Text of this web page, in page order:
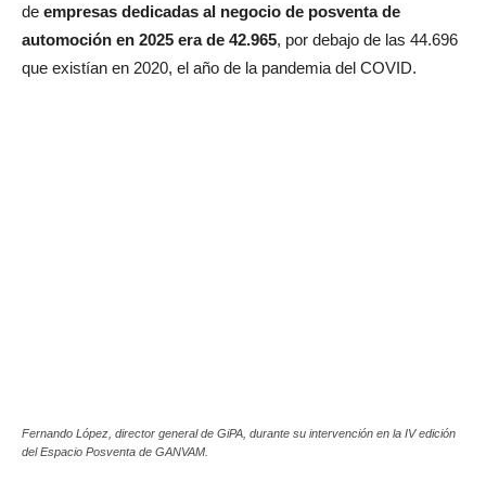
de empresas dedicadas al negocio de posventa de
automoción en 2025 era de 42.965, por debajo de las 44.696
que existían en 2020, el año de la pandemia del COVID.
Fernando López, director general de GiPA, durante su intervención en la IV edición
del Espacio Posventa de GANVAM.